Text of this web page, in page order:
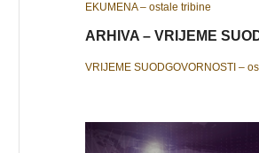
EKUMENA – ostale tribine
ARHIVA – VRIJEME
VRIJEME SUODGOVORNOSTI –